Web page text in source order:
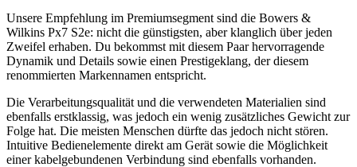
Unsere Empfehlung im Premiumsegment sind die Bowers &
Wilkins Px7 S2e: nicht die günstigsten, aber klanglich über jeden
Zweifel erhaben. Du bekommst mit diesem Paar hervorragende
Dynamik und Details sowie einen Prestigeklang, der diesem
renommierten Markennamen entspricht.
Die Verarbeitungsqualität und die verwendeten Materialien sind
ebenfalls erstklassig, was jedoch ein wenig zusätzliches Gewicht zur
Folge hat. Die meisten Menschen dürfte das jedoch nicht stören.
Intuitive Bedienelemente direkt am Gerät sowie die Möglichkeit
einer kabelgebundenen Verbindung sind ebenfalls vorhanden.